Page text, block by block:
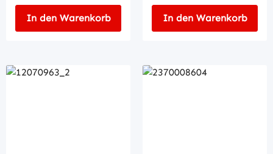
In den Warenkorb In den Warenkorb